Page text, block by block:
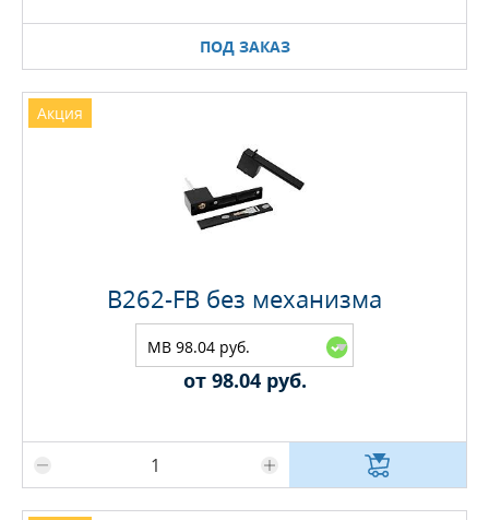
ПОД ЗАКАЗ
Акция
B262-FB без механизма
MB 98.04 руб.
от 98.04 руб.